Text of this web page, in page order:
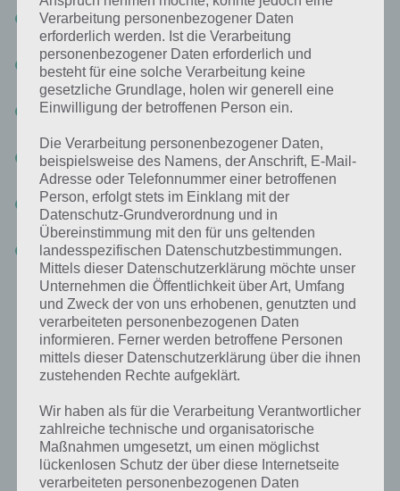
(6) Trainieren: Verbessere deine Mitglieder in Songtext,
Kreativität, Melodie, Rhythmus und Perfektion
(7) Meine Band: Suche nach neuen Mitgliedern und stelle diese
ein
(8) Herausforderung: Drei Herauforderungen werden euch
(9) Shop: Hier kannst du Upgrades fürs Solo und
Musikinstrumente kaufen sowie Möbel und vieles mehr
(10) Musikinstrumente: Ziehe die Personen zu diesen, damit diese
Jammen können (siehe Tipp 4)
(11) Möbel aufstellen (siehe Tipp 1)
Tipp 1: Schneller Energie auffüllen durch
Möbel
Im Shop von Band Stars gibt es unter anderem Möbel. Mit diesen
wiederherstellen. Während diese ohne Möbel (also Spielautomat,
Pool) sehr lange brauchen, um die Energie zu regenerieren, brauchen
diese, wenn diese spielen oder im Pool sitzen grade mal 1 Minute pro
Balken (Schätzung).
Verarbeitung personenbezogener Daten
erforderlich werden. Ist die Verarbeitung
personenbezogener Daten erforderlich und
besteht für eine solche Verarbeitung keine
gesetzliche Grundlage, holen wir generell eine
Einwilligung der betroffenen Person ein.
Die Verarbeitung personenbezogener Daten,
beispielsweise des Namens, der Anschrift, E-Mail-
Adresse oder Telefonnummer einer betroffenen
Person, erfolgt stets im Einklang mit der
Datenschutz-Grundverordnung und in
Übereinstimmung mit den für uns geltenden
landesspezifischen Datenschutzbestimmungen.
Mittels dieser Datenschutzerklärung möchte unser
Unternehmen die Öffentlichkeit über Art, Umfang
und Zweck der von uns erhobenen, genutzten und
verarbeiteten personenbezogenen Daten
informieren. Ferner werden betroffene Personen
mittels dieser Datenschutzerklärung über die ihnen
zustehenden Rechte aufgeklärt.
Wir haben als für die Verarbeitung Verantwortlicher
zahlreiche technische und organisatorische
Maßnahmen umgesetzt, um einen möglichst
lückenlosen Schutz der über diese Internetseite
verarbeiteten personenbezogenen Daten